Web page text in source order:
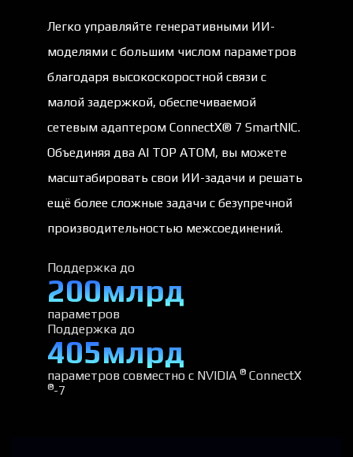
Легко управляйте генеративными ИИ-
моделями с большим числом параметров
благодаря высокоскоростной связи с
малой задержкой, обеспечиваемой
сетевым адаптером ConnectX® 7 SmartNIC.
Объединяя два AI TOP ATOM, вы можете
масштабировать свои ИИ-задачи и решать
ещё более сложные задачи с безупречной
производительностью межсоединений.
Поддержка до
200млрд
параметров
Поддержка до
405млрд
параметров совместно с NVIDIA ® ConnectX
®-7